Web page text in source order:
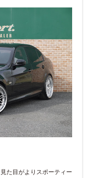
た目がよりスポーティー